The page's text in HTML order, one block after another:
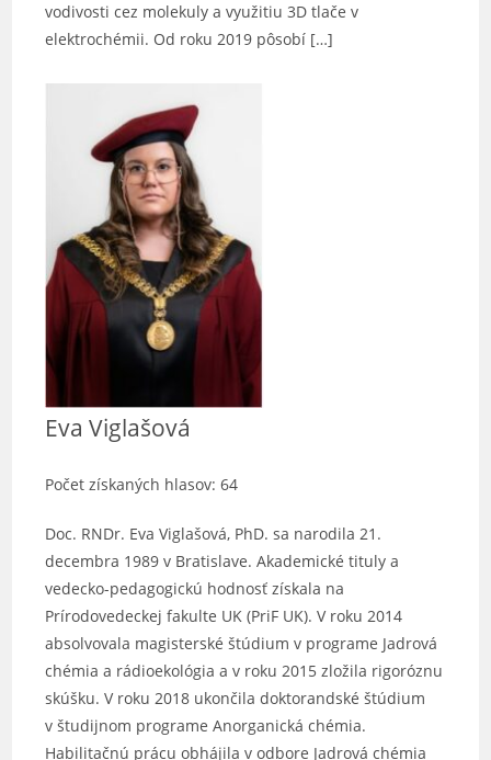
vodivosti cez molekuly a využitiu 3D tlače v
elektrochémii. Od roku 2019 pôsobí […]
Eva Viglašová
Počet získaných hlasov: 64
Doc. RNDr. Eva Viglašová, PhD. sa narodila 21.
decembra 1989 v Bratislave. Akademické tituly a
vedecko-pedagogickú hodnosť získala na
Prírodovedeckej fakulte UK (PriF UK). V roku 2014
absolvovala magisterské štúdium v programe Jadrová
chémia a rádioekológia a v roku 2015 zložila rigoróznu
skúšku. V roku 2018 ukončila doktorandské štúdium
v študijnom programe Anorganická chémia.
Habilitačnú prácu obhájila v odbore Jadrová chémia